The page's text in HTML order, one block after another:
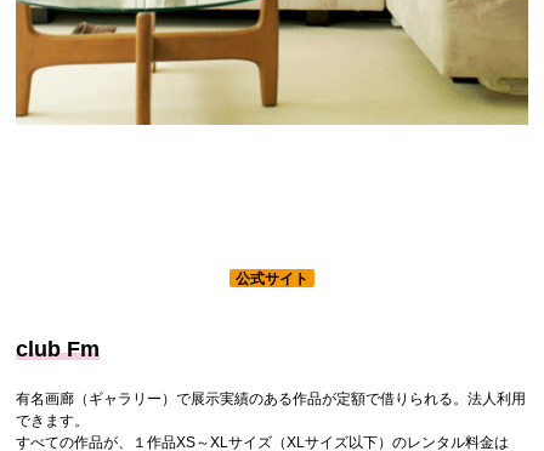
公式サイト
club Fm
有名画廊（ギャラリー）で展示実績のある作品が定額で借りられる。法人利用
できます。
すべての作品が、１作品XS～XLサイズ（XLサイズ以下）のレンタル料金は